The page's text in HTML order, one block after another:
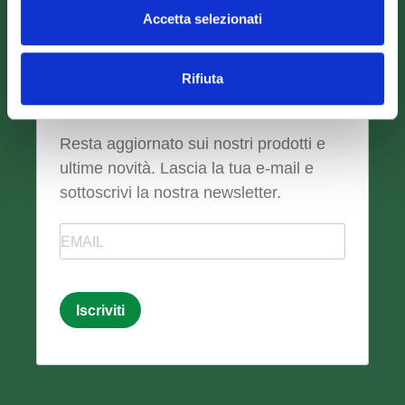
Accetta selezionati
Rifiuta
Newsletter
Resta aggiornato sui nostri prodotti e
ultime novità. Lascia la tua e-mail e
sottoscrivi la nostra newsletter.
Email
Iscriviti